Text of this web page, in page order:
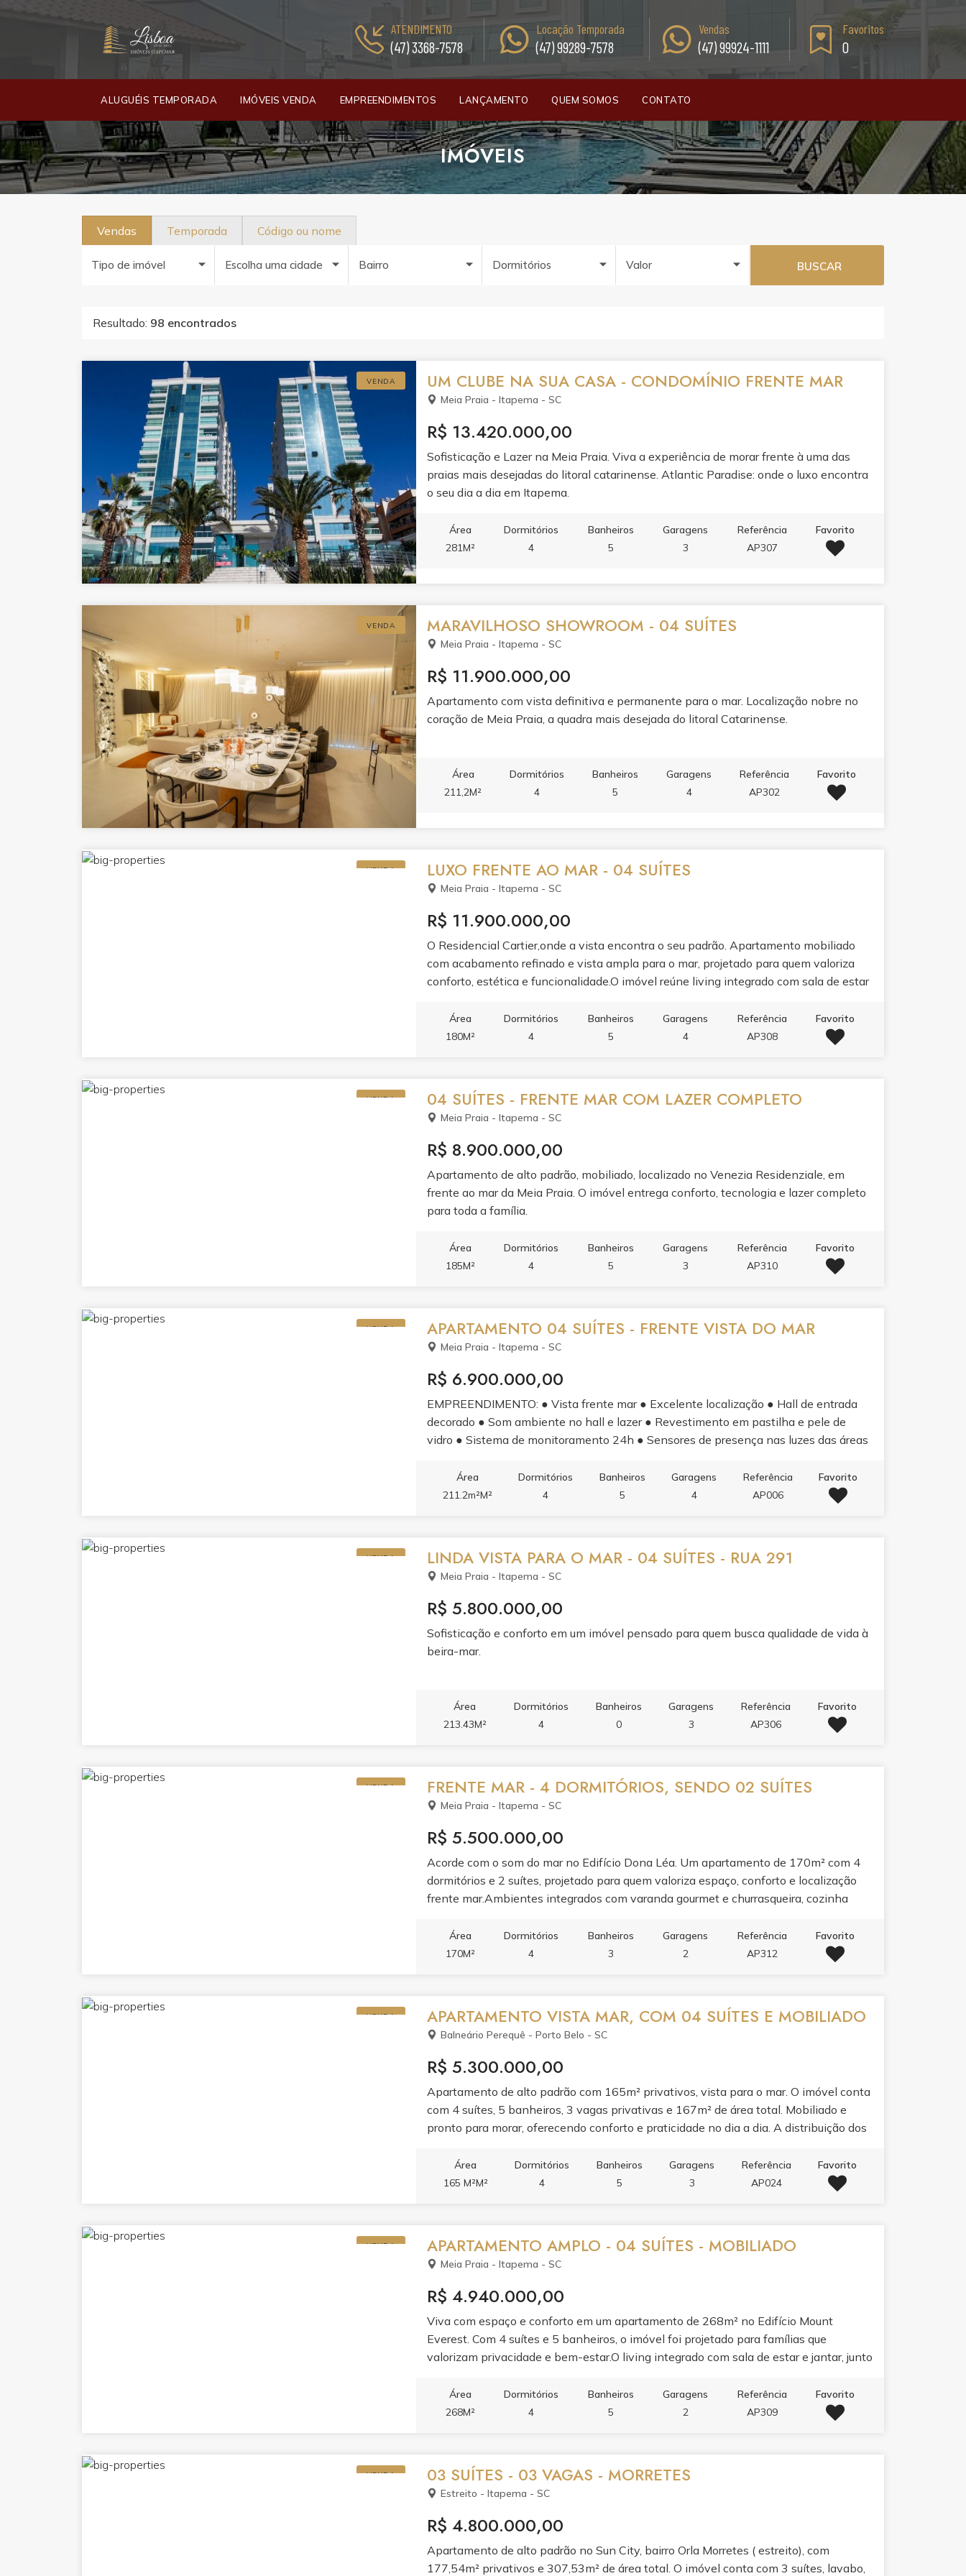
ATENDIMENTO
(47) 3368-7578
Locação Temporada
(47) 99289-7578
Vendas
(47) 99924-1111
Favoritos
0
ALUGUÉIS TEMPORADA IMÓVEIS VENDA EMPREENDIMENTOS LANÇAMENTO QUEM SOMOS CONTATO
IMÓVEIS
Vendas Temporada Código ou nome
Tipo de imóvel Escolha uma cidade Bairro Dormitórios Valor BUSCAR
Resultado: 98 encontrados
VENDA UM CLUBE NA SUA CASA - CONDOMÍNIO FRENTE MAR
Meia Praia - Itapema - SC
R$ 13.420.000,00
Sofisticação e Lazer na Meia Praia. Viva a experiência de morar frente à uma das
praias mais desejadas do litoral catarinense. Atlantic Paradise: onde o luxo encontra
o seu dia a dia em Itapema.
Área
281M²
Dormitórios
4
Banheiros
5
Garagens
3
Referência
AP307
Favorito
VENDA MARAVILHOSO SHOWROOM - 04 SUÍTES
Meia Praia - Itapema - SC
R$ 11.900.000,00
Apartamento com vista definitiva e permanente para o mar. Localização nobre no
coração de Meia Praia, a quadra mais desejada do litoral Catarinense.
Área
211,2M²
Dormitórios
4
Banheiros
5
Garagens
4
Referência
AP302
Favorito
VENDA LUXO FRENTE AO MAR - 04 SUÍTES
Meia Praia - Itapema - SC
R$ 11.900.000,00
O Residencial Cartier,onde a vista encontra o seu padrão. Apartamento mobiliado
com acabamento refinado e vista ampla para o mar, projetado para quem valoriza
conforto, estética e funcionalidade.O imóvel reúne living integrado com sala de estar
varanda e dois banheiros. Cada detalhe foi pensado para o seu bem-estar: ar
condicionado, aquecimento a gás, infraestrutura para água quente, espera para split,
hidromassagem e jacuzzi se unem ao spa, sauna e academia completa. Para receber
e se divertir, salão de festas, espaço gourmet, lounge, solarium, sala de jogos, sala de
games e brinquedoteca.Segurança, tecnologia e serviços completam a experiência:
guarita 24h, alarme, circuito de TV, hall decorado, sala de reunião, bicicletário e
entrada privativa para banhistas com box de praia.
Área
180M²
Dormitórios
4
Banheiros
5
Garagens
4
Referência
AP308
Favorito
VENDA 04 SUÍTES - FRENTE MAR COM LAZER COMPLETO
Meia Praia - Itapema - SC
R$ 8.900.000,00
Apartamento de alto padrão, mobiliado, localizado no Venezia Residenziale, em
frente ao mar da Meia Praia. O imóvel entrega conforto, tecnologia e lazer completo
para toda a família.
Área
185M²
Dormitórios
4
Banheiros
5
Garagens
3
Referência
AP310
Favorito
VENDA APARTAMENTO 04 SUÍTES - FRENTE VISTA DO MAR
Meia Praia - Itapema - SC
R$ 6.900.000,00
EMPREENDIMENTO: ● Vista frente mar ● Excelente localização ● Hall de entrada
decorado ● Som ambiente no hall e lazer ● Revestimento em pastilha e pele de
vidro ● Sistema de monitoramento 24h ● Sensores de presença nas luzes das áreas
medidores de água, luz e gás individuais ● Vaga privativa com infraestrutura para
carros elétricos ● 03 elevadores de última geração APARTAMENTO: ● 04 suítes,
exaustor elétrico ● Acabamento em gesso ● Piso vinílico nas áreas íntimas ● Piso
porcelanato nas áreas comuns ● Portas e rodapés laqueados em branco ● Tubulação
para ar condicionado tipo ?split? ● Infraestrutura para aquecimento a gás ● Antena
coletiva ● Medidores de água, luz e gás individuais ● Infraestrutura para aspiração
central ● Persianas integradas nas janelas.
Área
211.2m²M²
Dormitórios
4
Banheiros
5
Garagens
4
Referência
AP006
Favorito
VENDA LINDA VISTA PARA O MAR - 04 SUÍTES - RUA 291
Meia Praia - Itapema - SC
R$ 5.800.000,00
Sofisticação e conforto em um imóvel pensado para quem busca qualidade de vida à
beira-mar.
Área
213.43M²
Dormitórios
4
Banheiros
0
Garagens
3
Referência
AP306
Favorito
VENDA FRENTE MAR - 4 DORMITÓRIOS, SENDO 02 SUÍTES
Meia Praia - Itapema - SC
R$ 5.500.000,00
Acorde com o som do mar no Edifício Dona Léa. Um apartamento de 170m² com 4
dormitórios e 2 suítes, projetado para quem valoriza espaço, conforto e localização
frente mar.Ambientes integrados com varanda gourmet e churrasqueira, cozinha
condomínio completa a experiência com academia, sala de jogos, salão de festas e
espaço gourmet.Viva em um dos endereços mais desejados de Itapema, onde a praia
Área
170M²
Dormitórios
4
Banheiros
3
Garagens
2
Referência
AP312
Favorito
VENDA APARTAMENTO VISTA MAR, COM 04 SUÍTES E MOBILIADO
Balneário Perequê - Porto Belo - SC
R$ 5.300.000,00
Apartamento de alto padrão com 165m² privativos, vista para o mar. O imóvel conta
com 4 suítes, 5 banheiros, 3 vagas privativas e 167m² de área total. Mobiliado e
pronto para morar, oferecendo conforto e praticidade no dia a dia. A distribuição dos
para quem busca morar com qualidade de vida em frente à praia.
Área
165 M²M²
Dormitórios
4
Banheiros
5
Garagens
3
Referência
AP024
Favorito
VENDA APARTAMENTO AMPLO - 04 SUÍTES - MOBILIADO
Meia Praia - Itapema - SC
R$ 4.940.000,00
Viva com espaço e conforto em um apartamento de 268m² no Edifício Mount
Everest. Com 4 suítes e 5 banheiros, o imóvel foi projetado para famílias que
valorizam privacidade e bem-estar.O living integrado com sala de estar e jantar, junto
cozinha planejada em porcelanato e o apartamento bem mobiliado refletem
acabamento de alto padrão.Aproveite o lazer completo do edifício: piscina adulto e
Área
268M²
Dormitórios
4
Banheiros
5
Garagens
2
Referência
AP309
Favorito
VENDA 03 SUÍTES - 03 VAGAS - MORRETES
Estreito - Itapema - SC
R$ 4.800.000,00
Apartamento de alto padrão no Sun City, bairro Orla Morretes ( estreito), com
177,54m² privativos e 307,53m² de área total. O imóvel conta com 3 suítes, lavabo,